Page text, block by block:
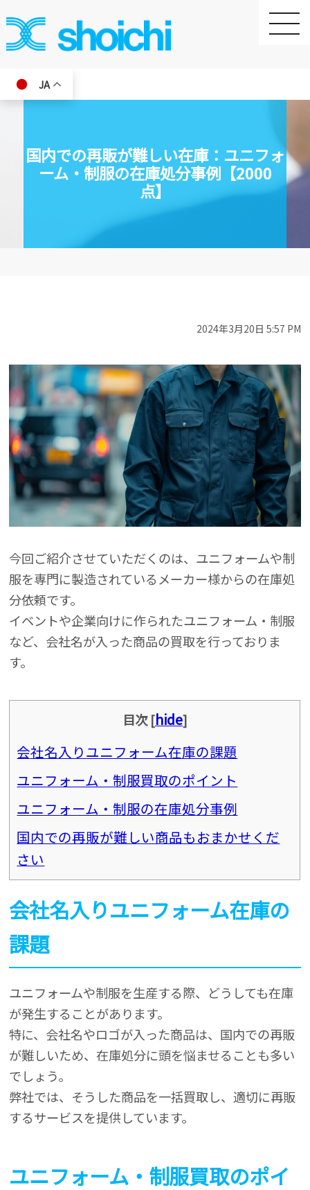
toggle
JA
国内での再販が難しい在庫：ユニフォ
ーム・制服の在庫処分事例【2000
点】
2024年3月20日 5:57 PM
今回ご紹介させていただくのは、ユニフォームや制
服を専門に製造されているメーカー様からの在庫処
分依頼です。
イベントや企業向けに作られたユニフォーム・制服
など、会社名が入った商品の買取を行っておりま
す。
目次 [hide]
会社名入りユニフォーム在庫の課題
ユニフォーム・制服買取のポイント
ユニフォーム・制服の在庫処分事例
国内での再販が難しい商品もおまかせくだ
さい
会社名入りユニフォーム在庫の
課題
ユニフォームや制服を生産する際、どうしても在庫
が発生することがあります。
特に、会社名やロゴが入った商品は、国内での再販
が難しいため、在庫処分に頭を悩ませることも多い
でしょう。
弊社では、そうした商品を一括買取し、適切に再販
するサービスを提供しています。
ユニフォーム・制服買取のポイ